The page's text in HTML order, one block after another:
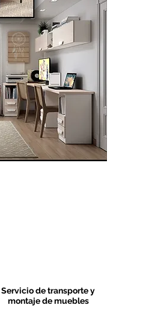
Servicio de transporte y
montaje de muebles